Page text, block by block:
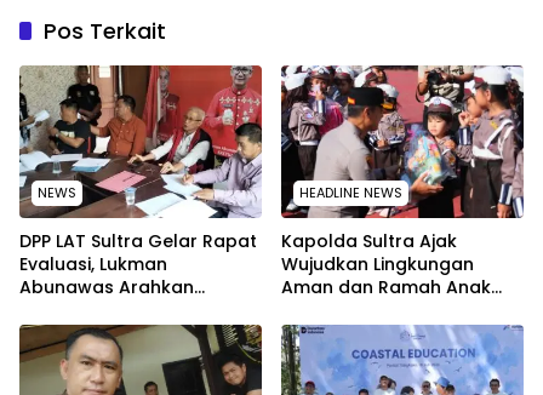
Pos Terkait
NEWS
‎DPP LAT Sultra Gelar Rapat
Evaluasi, Lukman
Abunawas Arahkan
Secara Rutin dan
Menyeluruh
HEADLINE NEWS
Kapolda Sultra Ajak
Wujudkan Lingkungan
Aman dan Ramah Anak
Nasional 2026